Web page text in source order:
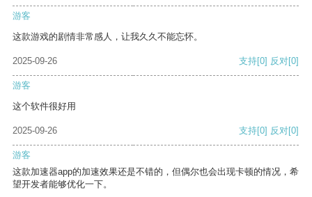
游客
这款游戏的剧情非常感人，让我久久不能忘怀。
2025-09-26 支持[0] 反对[0]
游客
这个软件很好用
2025-09-26 支持[0] 反对[0]
游客
这款加速器app的加速效果还是不错的，但偶尔也会出现卡顿的情况，希
望开发者能够优化一下。